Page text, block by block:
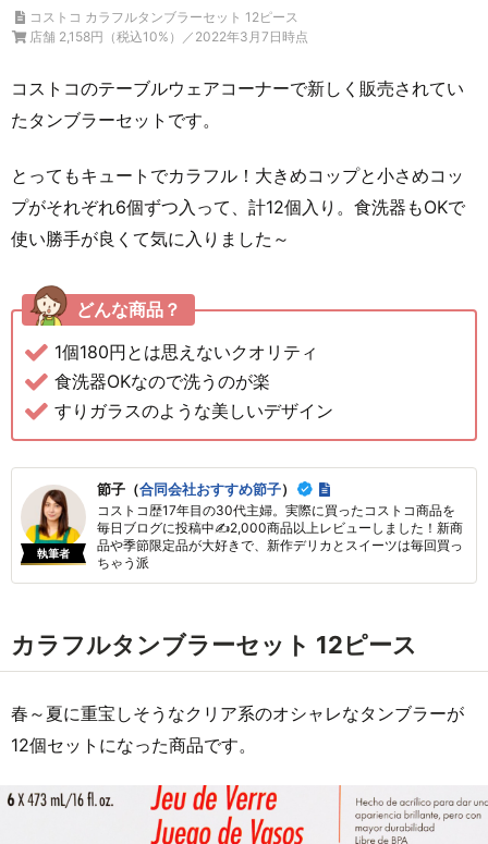
コストコ カラフルタンブラーセット 12ピース
店舗 2,158円（税込10%）／2022年3月7日時点
コストコのテーブルウェアコーナーで新しく販売されてい
たタンブラーセットです。
とってもキュートでカラフル！大きめコップと小さめコッ
プがそれぞれ6個ずつ入って、計12個入り。食洗器もOKで
使い勝手が良くて気に入りました～
どんな商品？
1個180円とは思えないクオリティ
食洗器OKなので洗うのが楽
すりガラスのような美しいデザイン
執筆者
節子（合同会社おすすめ節子）
コストコ歴17年目の30代主婦。実際に買ったコストコ商品を
毎日ブログに投稿中✍2,000商品以上レビューしました！新商
品や季節限定品が大好きで、新作デリカとスイーツは毎回買っ
ちゃう派
カラフルタンブラーセット 12ピース
春～夏に重宝しそうなクリア系のオシャレなタンブラーが
12個セットになった商品です。